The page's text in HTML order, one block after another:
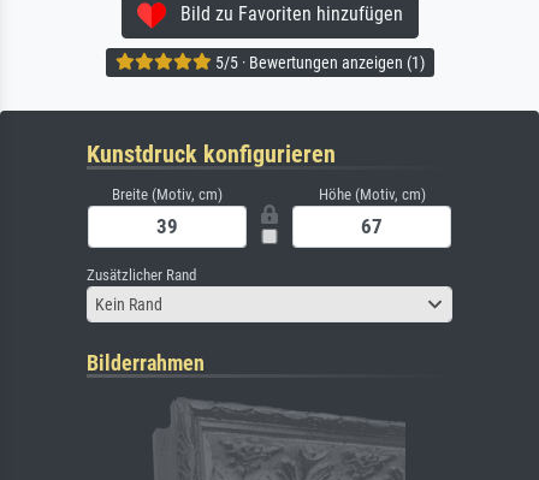
Bild zu Favoriten hinzufügen
5/5 · Bewertungen anzeigen (1)
Kunstdruck konfigurieren
Breite (Motiv, cm) Höhe (Motiv, cm)
Zusätzlicher Rand
Kein Rand
Bilderrahmen